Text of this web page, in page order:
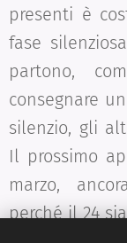
presenti è
fase
partono,
consegnare
silenzio, gli
Il prossimo
marzo,
perché il 24